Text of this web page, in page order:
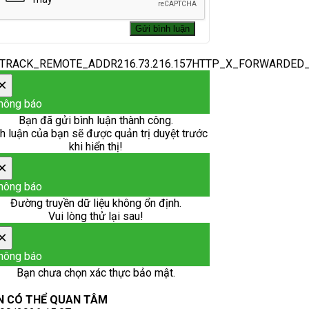
báo
Bạn đã gửi bình luận thành công.
luận của bạn sẽ được quản trị duyệt trước
khi hiển thị!
báo
Đường truyền dữ liệu không ổn định.
Vui lòng thử lại sau!
báo
Bạn chưa chọn xác thực bảo mật.
CÓ THỂ QUAN TÂM